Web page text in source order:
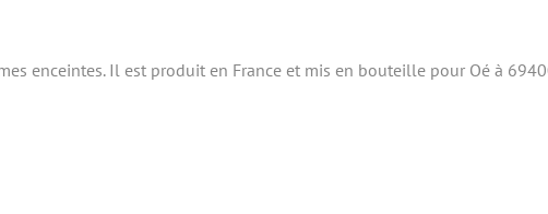
enceintes. Il est produit en France et mis en bouteille pour Oé à